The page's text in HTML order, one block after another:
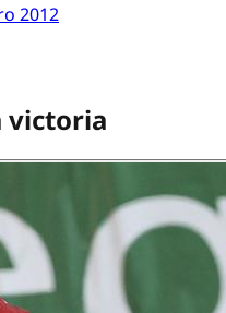
2012
victoria